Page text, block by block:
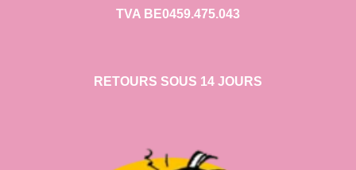
TVA BE0459.475.043
RETOURS SOUS 14 JOURS